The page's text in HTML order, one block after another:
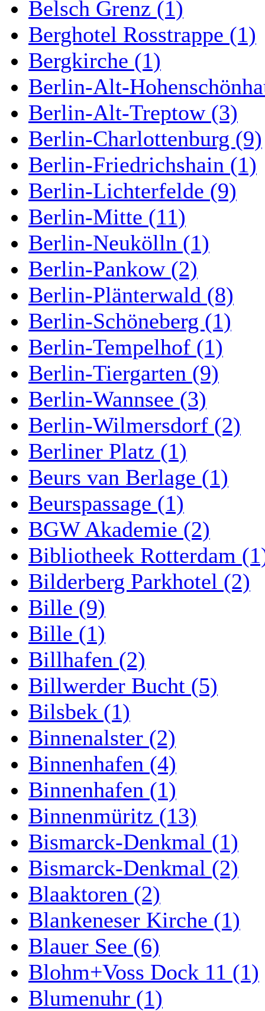
Belsch Grenz (1)
Berghotel Rosstrappe (1)
Bergkirche (1)
Berlin-Alt-
Berlin-Alt-Treptow (3)
Berlin-Charlottenburg (9)
Berlin-Friedrichshain (1)
Berlin-Lichterfelde (9)
Berlin-Mitte (11)
Berlin-Neukölln (1)
Berlin-Pankow (2)
Berlin-Plänterwald (8)
Berlin-Schöneberg (1)
Berlin-Tempelhof (1)
Berlin-Tiergarten (9)
Berlin-Wannsee (3)
Berlin-Wilmersdorf (2)
Berliner Platz (1)
Beurs van Berlage (1)
Beurspassage (1)
BGW Akademie (2)
Bibliotheek Rotterdam
Bilderberg Parkhotel (2)
Bille (9)
Bille (1)
Billhafen (2)
Billwerder Bucht (5)
Bilsbek (1)
Binnenalster (2)
Binnenhafen (4)
Binnenhafen (1)
Binnenmüritz (13)
Bismarck-Denkmal (1)
Bismarck-Denkmal (2)
Blaaktoren (2)
Blankeneser Kirche (1)
Blauer See (6)
Blohm+Voss Dock 11 (1)
Blumenuhr (1)